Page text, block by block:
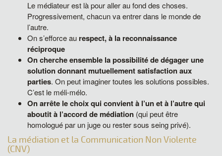
Le médiateur est là pour aller au fond des choses.
Progressivement, chacun va entrer dans le monde de
l’autre.
On s’efforce au respect, à la reconnaissance
réciproque
On cherche ensemble la possibilité de dégager une
solution donnant mutuellement satisfaction aux
parties. On peut imaginer toutes les solutions possibles.
C’est le méli-mélo.
On arrête le choix qui convient à l’un et à l’autre qui
aboutit à l’accord de médiation (qui peut être
homologué par un juge ou rester sous seing privé).
La médiation et la Communication Non Violente
(CNV)